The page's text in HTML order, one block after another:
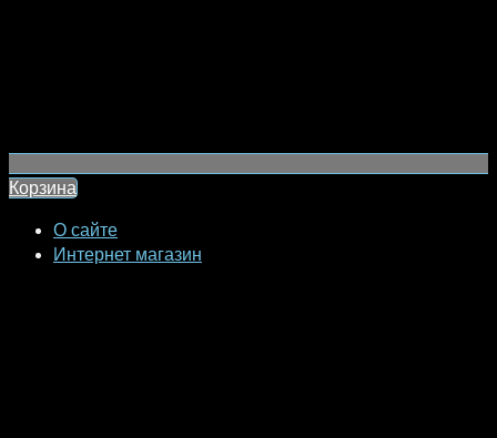
Корзина
О сайте
Интернет магазин